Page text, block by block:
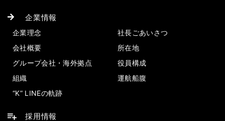
企業情報
企業理念
社長ごあいさつ
会社概要
所在地
グループ会社・海外拠点
役員構成
組織
運航船腹
“K” LINEの軌跡
採用情報